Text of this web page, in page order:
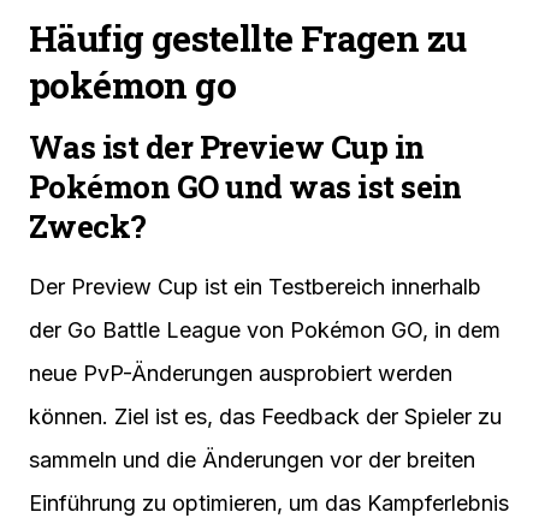
Häufig gestellte Fragen zu
pokémon go
Was ist der Preview Cup in
Pokémon GO und was ist sein
Zweck?
Der Preview Cup ist ein Testbereich innerhalb
der Go Battle League von Pokémon GO, in dem
neue PvP-Änderungen ausprobiert werden
können. Ziel ist es, das Feedback der Spieler zu
sammeln und die Änderungen vor der breiten
Einführung zu optimieren, um das Kampferlebnis